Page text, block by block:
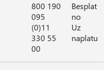
800 190
095
(0)11
330 55
00
Besplat
no
Uz
naplatu